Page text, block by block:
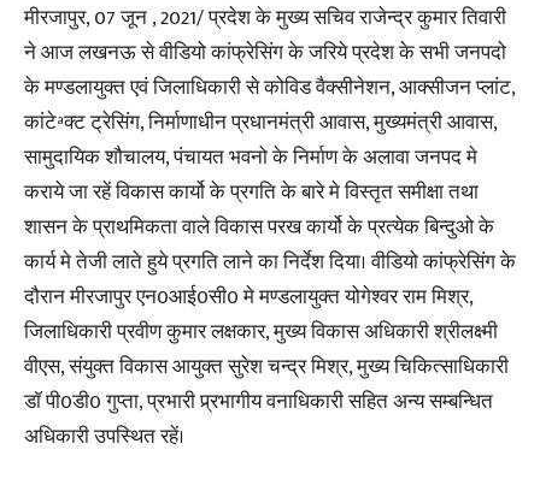
मीरजापुर, 07 जून , 2021/ प्रदेश के मुख्य सचिव राजेन्द्र कुमार तिवारी
ने आज लखनऊ से वीडियो कांफ्रेसिंग के जरिये प्रदेश के सभी जनपदो
के मण्डलायुक्त एवं जिलाधिकारी से कोविड वैक्सीनेशन, आक्सीजन प्लांट,
कांटेªक्ट ट्रेसिंग, निर्माणाधीन प्रधानमंत्री आवास, मुख्यमंत्री आवास,
सामुदायिक शौचालय, पंचायत भवनो के निर्माण के अलावा जनपद मे
कराये जा रहें विकास कार्यो के प्रगति के बारे मे विस्तृत समीक्षा तथा
शासन के प्राथमिकता वाले विकास परख कार्यो के प्रत्येक बिन्दुओ के
कार्य मे तेजी लाते हुये प्रगति लाने का निर्देश दिया। वीडियो कांफ्रेसिंग के
दौरान मीरजापुर एन0आई0सी0 मे मण्डलायुक्त योगेश्वर राम मिश्र,
जिलाधिकारी प्रवीण कुमार लक्षकार, मुख्य विकास अधिकारी श्रीलक्ष्मी
वीएस, संयुक्त विकास आयुक्त सुरेश चन्द्र मिश्र, मुख्य चिकित्साधिकारी
डाॅ पी0डी0 गुप्ता, प्रभारी प्र्रभागीय वनाधिकारी सहित अन्य सम्बन्धित
अधिकारी उपस्थित रहें।